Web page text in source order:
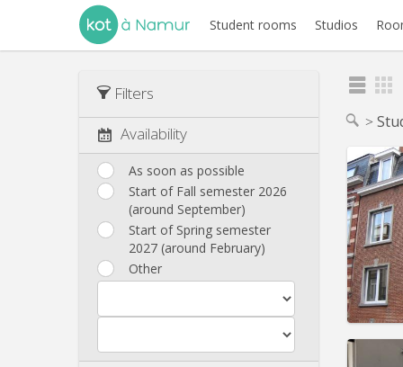
Student rooms Studios
Filters
Availability
As soon as possible
Start of Fall semester 2026
(around September)
Start of Spring semester
2027 (around February)
Other
Rent: